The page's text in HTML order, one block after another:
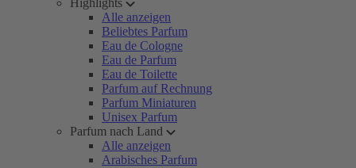
Highlights
Alle anzeigen
Beliebtes Parfum
Eau de Cologne
Eau de Parfum
Eau de Toilette
Parfum auf Rechnung
Parfum Miniaturen
Unisex Parfum
Parfum nach Land
Alle anzeigen
Arabisches Parfum